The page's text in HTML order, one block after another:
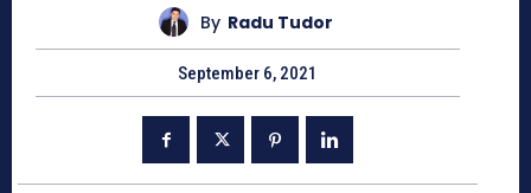
By Radu Tudor
September 6, 2021